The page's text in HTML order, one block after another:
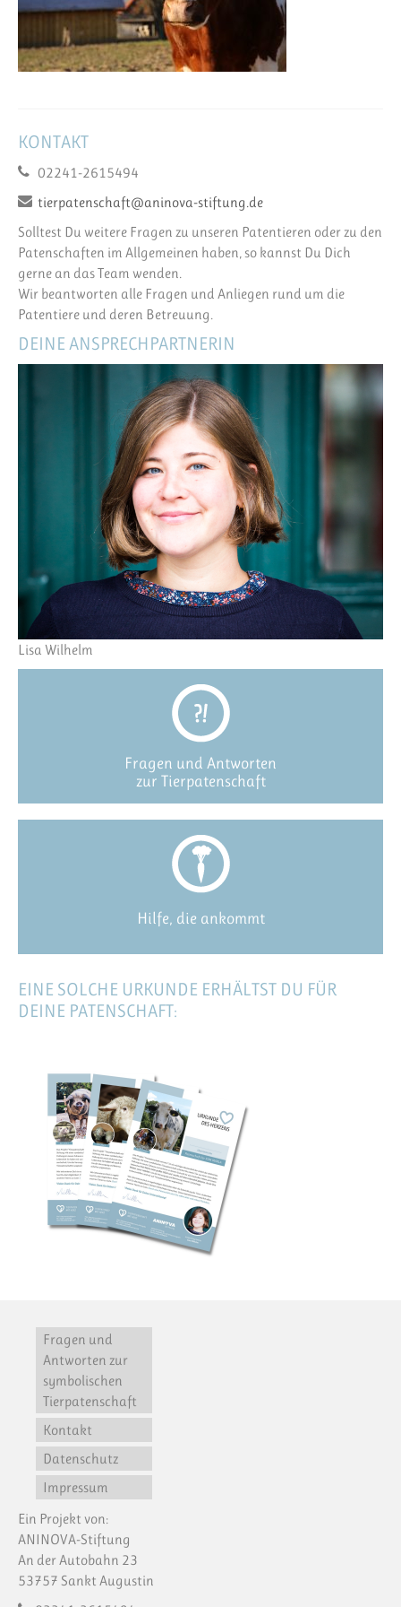
KONTAKT
02241-2615494
tierpatenschaft@aninova-stiftung.de
Solltest Du weitere Fragen zu unseren Patentieren oder zu den
Patenschaften im Allgemeinen haben, so kannst Du Dich
gerne an das Team wenden.
Wir beantworten alle Fragen und Anliegen rund um die
Patentiere und deren Betreuung.
DEINE ANSPRECHPARTNERIN
Lisa Wilhelm
Fragen und Antworten
zur Tierpatenschaft
Hilfe, die ankommt
EINE SOLCHE URKUNDE ERHÄLTST DU FÜR
DEINE PATENSCHAFT:
Fragen und
Antworten zur
symbolischen
Tierpatenschaft
Kontakt
Datenschutz
Impressum
Ein Projekt von:
ANINOVA-Stiftung
An der Autobahn 23
53757 Sankt Augustin